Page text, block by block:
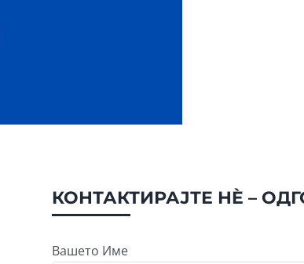
КОНТАКТИРАЈТЕ НÈ –
Вашето Име